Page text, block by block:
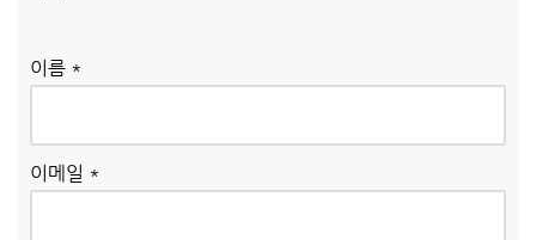
이름 *
이메일 *